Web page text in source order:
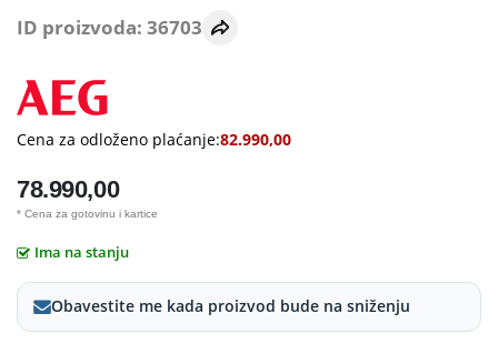
ID proizvoda: 36703
Cena za odloženo plaćanje:82.990,00
78.990,00
* Cena za gotovinu i kartice
Ima na stanju
Obavestite me kada proizvod bude na sniženju